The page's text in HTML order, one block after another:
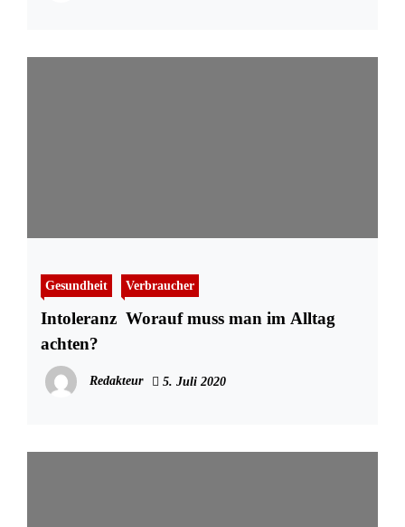
Gesundheit Verbraucher
Intoleranz  Worauf muss man im Alltag
achten?
Redakteur 5. Juli 2020